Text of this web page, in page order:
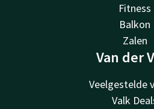
Fitness
Balkon
Zalen
Van der
Veelgestelde
Valk